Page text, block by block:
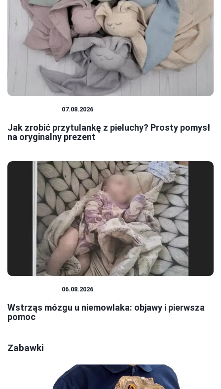
07.08.2026
Jak zrobić przytulankę z pieluchy? Prosty pomysł
na oryginalny prezent
06.08.2026
Wstrząs mózgu u niemowlaka: objawy i pierwsza
pomoc
Zabawki